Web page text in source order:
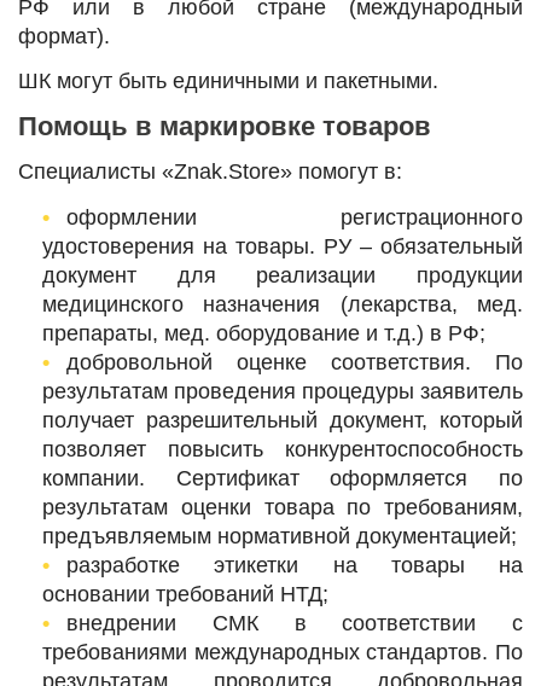
РФ или в любой стране (международный
формат).
ШК могут быть единичными и пакетными.
Помощь в маркировке товаров
Специалисты «Znak.Store» помогут в:
оформлении регистрационного
удостоверения на товары. РУ – обязательный
документ для реализации продукции
медицинского назначения (лекарства, мед.
препараты, мед. оборудование и т.д.) в РФ;
добровольной оценке соответствия. По
результатам проведения процедуры заявитель
получает разрешительный документ, который
позволяет повысить конкурентоспособность
компании. Сертификат оформляется по
результатам оценки товара по требованиям,
предъявляемым нормативной документацией;
разработке этикетки на товары на
основании требований НТД;
внедрении СМК в соответствии с
требованиями международных стандартов. По
результатам проводится добровольная